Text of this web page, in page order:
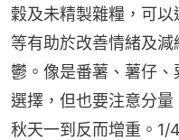
穀及未精製雜糧，可
等有助於改善情緒及
鬱。像是番薯、薯仔
選擇，但也要注意分
秋天一到反而增重。1/